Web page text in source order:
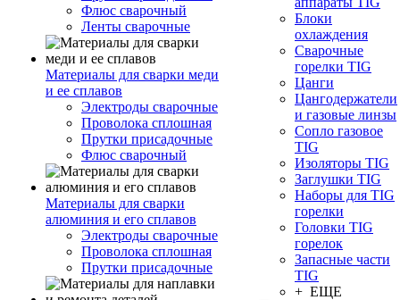
Флюс сварочный
Ленты сварочные
Материалы для сварки меди
и ее сплавов
Электроды сварочные
Проволока сплошная
Прутки присадочные
Флюс сварочный
Материалы для сварки
алюминия и его сплавов
Электроды сварочные
Проволока сплошная
Прутки присадочные
Блоки
охлаждения
Сварочные
горелки TIG
Цанги
Цангодержатели
и газовые линзы
Сопло газовое
TIG
Изоляторы TIG
Заглушки TIG
Наборы для TIG
горелки
Головки TIG
горелок
Запасные части
TIG
+ ЕЩЕ